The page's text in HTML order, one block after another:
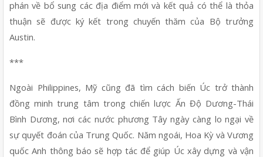
phán về bổ sung các địa điểm mới và kết quả có thể là thỏa
thuận sẽ được ký kết trong chuyến thăm của Bộ trưởng
Austin.
***
Ngoài Philippines, Mỹ cũng đã tìm cách biến Úc trở thành
đồng minh trung tâm trong chiến lược Ấn Độ Dương-Thái
Bình Dương, nơi các nước phương Tây ngày càng lo ngại về
sự quyết đoán của Trung Quốc. Năm ngoái, Hoa Kỳ và Vương
quốc Anh thông báo sẽ hợp tác để giúp Úc xây dựng và vận